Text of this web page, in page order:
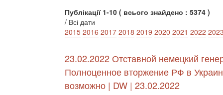
Публікації 1-10 ( всього знайдено : 5374 )
/ Всі дати
2015 2016 2017 2018 2019 2020 2021 2022
23.02.2022 Отставной немецкий
Полноценное вторжение РФ в
возможно | DW | 23.02.2022